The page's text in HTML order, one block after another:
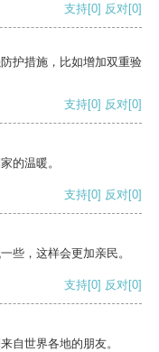
支持[0] 反对[0]
护措施，比如增加双重验
支持[0] 反对[0]
的温暖。
支持[0] 反对[0]
些，这样会更加亲民。
支持[0] 反对[0]
自世界各地的朋友。